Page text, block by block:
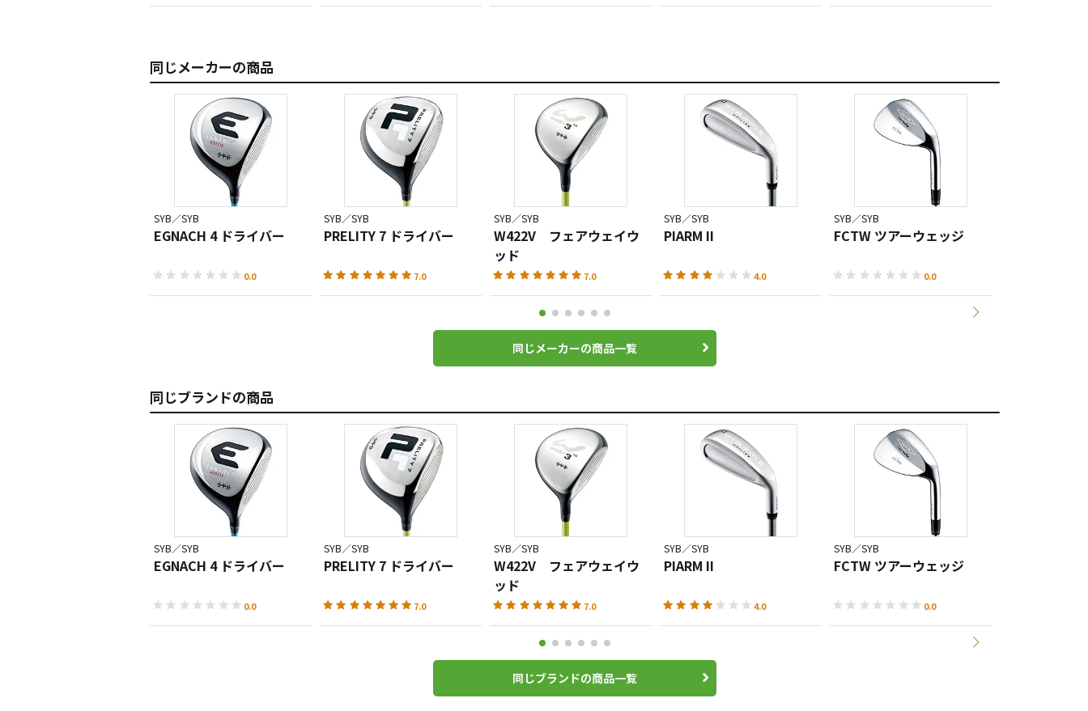
同じメーカーの商品
SYB／SYB
EGNACH 4 ドライバー
0.0
SYB／SYB
PRELITY 7 ドライバー
7.0
SYB／SYB
W422V フェアウェイウ
ッド
7.0
SYB／SYB
PIARM II
4.0
SYB／SYB
FCTW ツアーウェッジ
0.0
同じメーカーの商品一覧
同じブランドの商品
SYB／SYB
EGNACH 4 ドライバー
0.0
SYB／SYB
PRELITY 7 ドライバー
7.0
SYB／SYB
W422V フェアウェイウ
ッド
7.0
SYB／SYB
PIARM II
4.0
SYB／SYB
FCTW ツアーウェッジ
0.0
同じブランドの商品一覧